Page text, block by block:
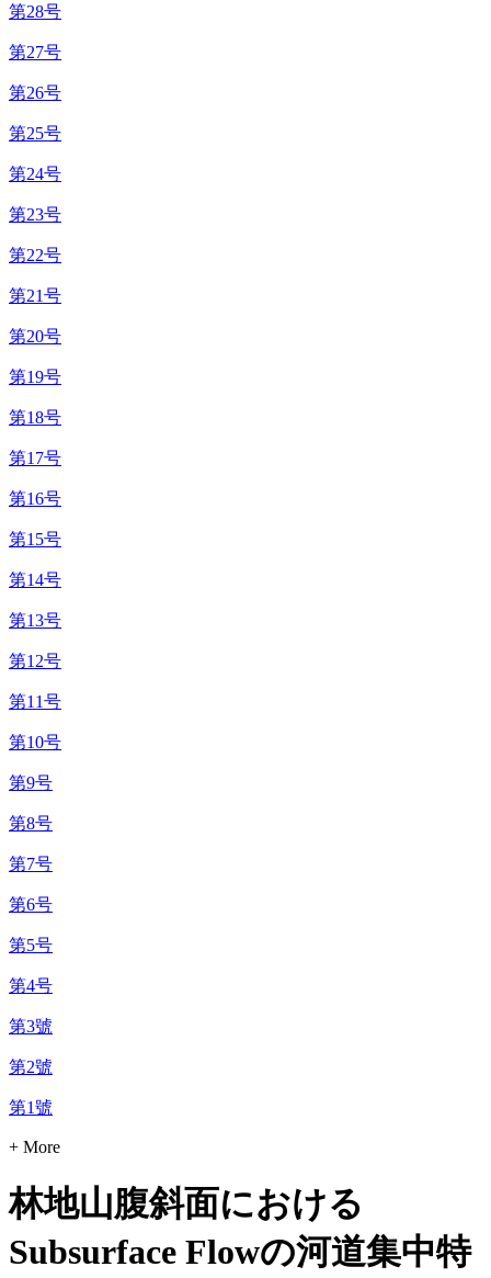
第28号
第27号
第26号
第25号
第24号
第23号
第22号
第21号
第20号
第19号
第18号
第17号
第16号
第15号
第14号
第13号
第12号
第11号
第10号
第9号
第8号
第7号
第6号
第5号
第4号
第3號
第2號
第1號
+ More
林地山腹斜面における
Subsurface Flowの河道集中特